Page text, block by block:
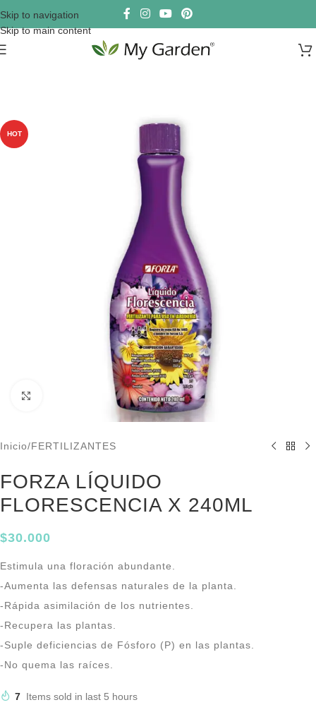
Skip to navigation
Skip to main content
HOT
Inicio/FERTILIZANTES
FORZA LÍQUIDO
FLORESCENCIA X 240ML
$30.000
Estimula una floración abundante.
-Aumenta las defensas naturales de la planta.
-Rápida asimilación de los nutrientes.
-Recupera las plantas.
-Suple deficiencias de Fósforo (P) en las plantas.
-No quema las raíces.
7 Items sold in last 5 hours